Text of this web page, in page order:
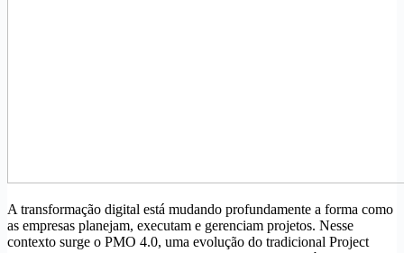
A transformação digital está mudando profundamente a forma como
as empresas planejam, executam e gerenciam projetos. Nesse
contexto surge o PMO 4.0, uma evolução do tradicional Project